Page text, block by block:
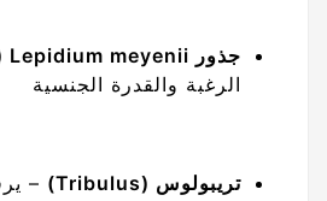
جذور Lepidium meyenii (الماكا)
الرغبة والقدرة الجنسية
تريبولوس (Tribulus)
–